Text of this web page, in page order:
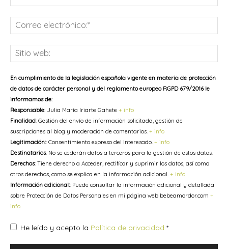
En cumplimiento de la legislación española vigente en materia de protección
de datos de carácter personal y del reglamento europeo RGPD 679/2016 le
informamos de:
Responsable: Julia María Iriarte Gahete + info
Finalidad: Gestión del envío de información solicitada, gestión de
suscripciones al blog y moderación de comentarios. + info
Legitimación:: Consentimiento expreso del interesado. + info
Destinatarios: No se cederán datos a terceros para la gestión de estos datos.
Derechos: Tiene derecho a Acceder, rectificar y suprimir los datos, así como
otros derechos, como se explica en la información adicional. + info
Información adicional:: Puede consultar la información adicional y detallada
sobre Protección de Datos Personales en mi página web bebeamordor.com +
info
He leído y acepto la Política de privacidad *